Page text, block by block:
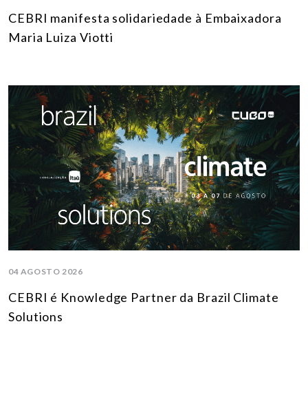
CEBRI manifesta solidariedade à Embaixadora
Maria Luiza Viotti
04 AGOSTO 2026
CEBRI é Knowledge Partner da Brazil Climate
Solutions